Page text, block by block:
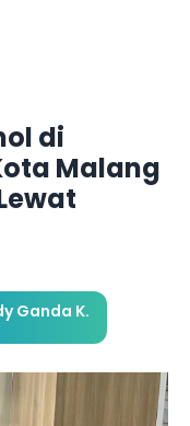
di
Malang
Ganda K.